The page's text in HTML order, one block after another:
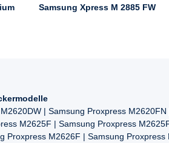
Samsung Xpress M 2885 FW
| Samsung Proxpress
M2625F | Samsung Proxpress
M2626F | Samsung